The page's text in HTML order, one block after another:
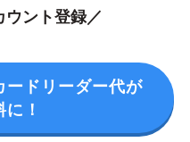
ウント登録／
ードリーダー代が
！